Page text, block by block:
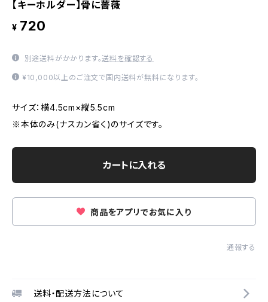
【キーホルダー】骨に薔薇
¥ 720
別途送料がかかります。送料を確認する
¥10,000以上のご注文で国内送料が無料になります。
サイズ：横4.5cm×縦5.5cm
※本体のみ(ナスカン省く)のサイズです。
カートに入れる
商品をアプリでお気に入り
通報する
送料・配送方法について